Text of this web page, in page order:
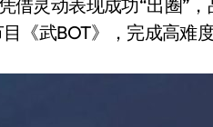
我先不学了——永辉的“休克疗法
钛矿探测器太空“开箱”，一边
借灵动表现成功“出圈”
《武BOT》，完成高难